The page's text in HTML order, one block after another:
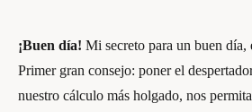
¡Buen día! Mi secreto para un buen día,
Primer gran consejo: poner el
nuestro cálculo más holgado, nos